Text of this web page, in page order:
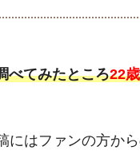
べてみたところ22歳
にはファンの方か